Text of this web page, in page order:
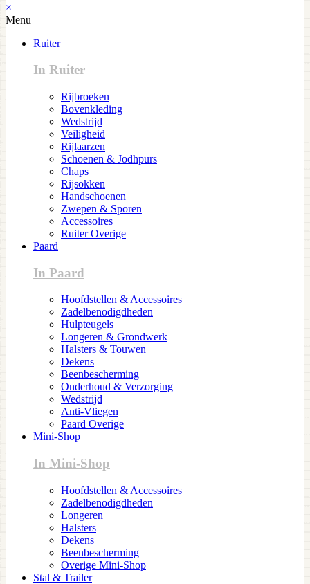
×
Menu
Ruiter
In Ruiter
Rijbroeken
Bovenkleding
Wedstrijd
Veiligheid
Rijlaarzen
Schoenen & Jodhpurs
Chaps
Rijsokken
Handschoenen
Zwepen & Sporen
Accessoires
Ruiter Overige
Paard
In Paard
Hoofdstellen & Accessoires
Zadelbenodigdheden
Hulpteugels
Longeren & Grondwerk
Halsters & Touwen
Dekens
Beenbescherming
Onderhoud & Verzorging
Wedstrijd
Anti-Vliegen
Paard Overige
Mini-Shop
In Mini-Shop
Hoofdstellen & Accessoires
Zadelbenodigdheden
Longeren
Halsters
Dekens
Beenbescherming
Overige Mini-Shop
Stal & Trailer